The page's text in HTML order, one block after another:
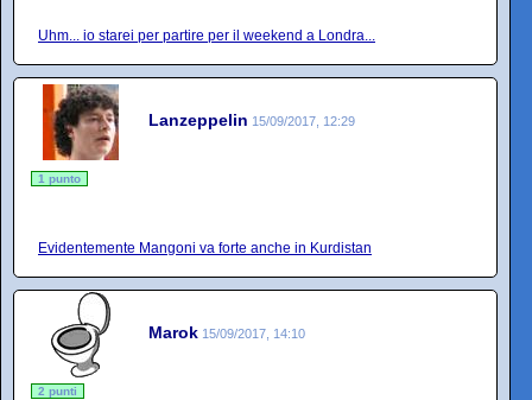
Uhm... io starei per partire per il weekend a Londra...
Lanzeppelin 15/09/2017, 12:29
1 punto
Evidentemente Mangoni va forte anche in Kurdistan
Marok 15/09/2017, 14:10
2 punti